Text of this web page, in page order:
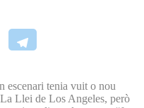
escenari tenia vuit o nou
Llei de Los Angeles, però